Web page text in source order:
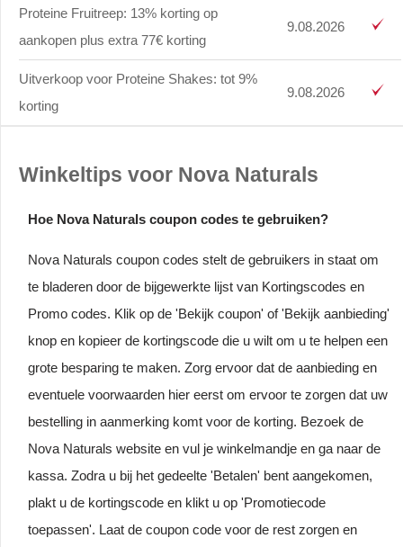
Proteine Fruitreep: 13% korting op
aankopen plus extra 77€ korting
9.08.2026
Uitverkoop voor Proteine Shakes: tot 9%
korting
9.08.2026
Winkeltips voor Nova Naturals
Hoe Nova Naturals coupon codes te gebruiken?
Nova Naturals coupon codes stelt de gebruikers in staat om
te bladeren door de bijgewerkte lijst van Kortingscodes en
Promo codes. Klik op de 'Bekijk coupon' of 'Bekijk aanbieding'
knop en kopieer de kortingscode die u wilt om u te helpen een
grote besparing te maken. Zorg ervoor dat de aanbieding en
eventuele voorwaarden hier eerst om ervoor te zorgen dat uw
bestelling in aanmerking komt voor de korting. Bezoek de
Nova Naturals website en vul je winkelmandje en ga naar de
kassa. Zodra u bij het gedeelte 'Betalen' bent aangekomen,
plakt u de kortingscode en klikt u op 'Promotiecode
toepassen'. Laat de coupon code voor de rest zorgen en